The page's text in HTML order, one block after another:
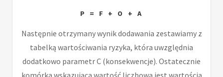
P = F + O + A
Następnie otrzymany wynik dodawania zestawiamy z
tabelką wartościwania ryzyka, która uwzględnia
dodatkowo parametr C (konsekwencje). Ostatecznie